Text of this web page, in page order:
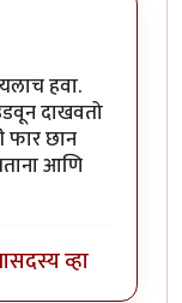
हवा.
दाखवतो
फार छान
आणि
सदस्य व्हा